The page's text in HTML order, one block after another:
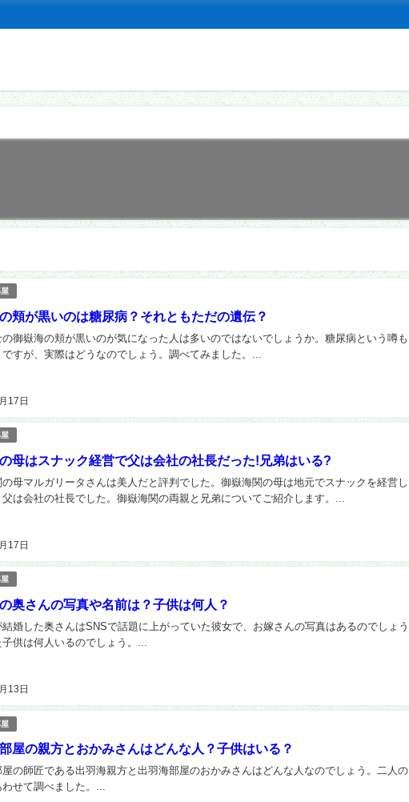
頬が黒いのは糖尿病？それともただの遺伝？
17日
の御嶽海の頬が黒いのが気になった人は多いのではないでしょうか。糖尿病という噂も
ですが、実際はどうなのでしょう。調べてみました。...
母はスナック経営で父は会社の社長だった!兄弟はいる?
17日
の母マルガリータさんは美人だと評判でした。御嶽海関の母は地元でスナックを経営し
は会社の社長でした。御嶽海関の両親と兄弟についてご紹介します。...
奥さんの写真や名前は？子供は何人？
13日
結婚した奥さんはSNSで話題に上がっていた彼女で、お嫁さんの写真はあるのでしょう
供は何人いるのでしょう。...
屋の親方とおかみさんはどんな人？子供はいる？
屋の師匠である出羽海親方と出羽海部屋のおかみさんはどんな人なのでしょう。二人の
せて調べました。...